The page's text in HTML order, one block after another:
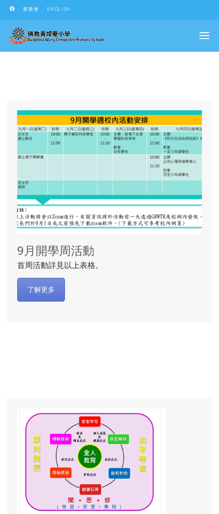
家教會 ENGLISH
9月開學周活動
首周活動詳見以上表格。
了解更多